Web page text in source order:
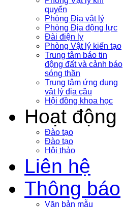
quyển
Phòng Địa vật lý
Phòng Địa động lực
Đài điện ly
Phòng Vật lý kiến tạo
Trung tâm báo tin
động đất và cảnh báo
sóng thần
Trung tâm ứng dụng
vật lý địa cầu
Hội đồng khoa học
Hoạt động
Đào tạo
Đào tạo
Hội thảo
Liên hệ
Thông báo
Văn bản mẫu